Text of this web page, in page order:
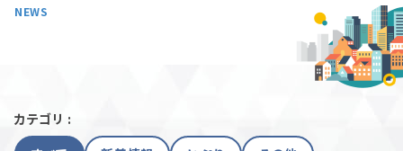
NEWS
カテゴリ :